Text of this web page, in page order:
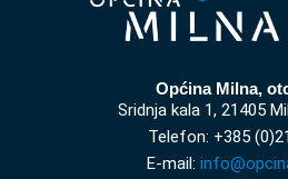
Općina Milna,
Sridnja kala 1, 21405
Telefon: +385
E-mail: